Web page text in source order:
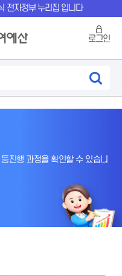
전자정부 누리집 입니다
로그인
진행 과정을 확인할 수 있습니